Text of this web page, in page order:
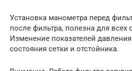
Установка манометра перед
после фильтра, полезна для всех
Изменение показателей
состояния сетки и отстойника.